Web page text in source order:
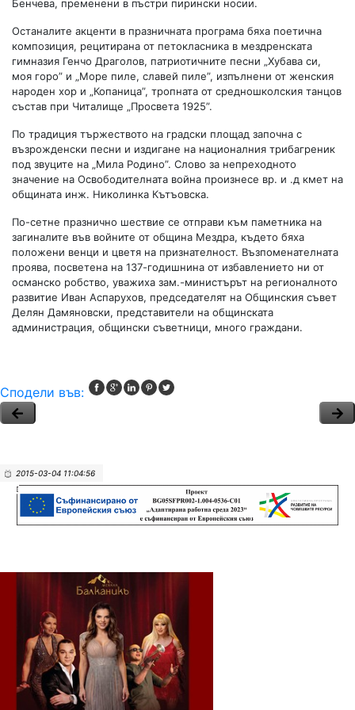
Бенчева, пременени в пъстри пирински носии.
Останалите акценти в празничната програма бяха поетична
композиция, рецитирана от петокласника в мездренската
гимназия Генчо Драголов, патриотичните песни „Хубава си,
моя горо” и „Море пиле, славей пиле”, изпълнени от женския
народен хор и „Копаница”, тропната от средношколския танцов
състав при Читалище „Просвета 1925”.
По традиция тържеството на градски площад започна с
възрожденски песни и издигане на националния трибагреник
под звуците на „Мила Родино”. Слово за непреходното
значение на Освободителната война произнесе вр. и .д кмет на
общината инж. Николинка Кътъовска.
По-сетне празнично шествие се отправи към паметника на
загиналите във войните от община Мездра, където бяха
положени венци и цветя на признателност. Възпоменателната
проява, посветена на 137-годишнина от избавлението ни от
османско робство, уважиха зам.-министърът на регионалното
развитие Иван Аспарухов, председателят на Общинския съвет
Делян Дамяновски, представители на общинската
администрация, общински съветници, много граждани.
Сподели във:
2015-03-04 11:04:56